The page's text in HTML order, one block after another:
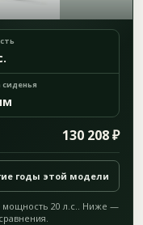
130 208 ₽
годы этой модели
мощность 20 л.с.. Ниже —